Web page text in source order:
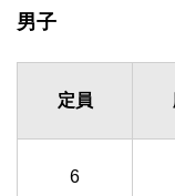
男子
定員
6